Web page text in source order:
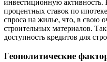
инвестиционную
процентных ставок по
спроса на жилье, что, в свою
строительных материалов.
доступность кредитов для
Геополитические